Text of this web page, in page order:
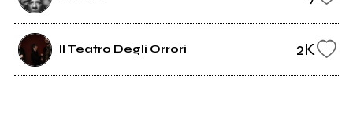
Il Teatro Degli Orrori 2K